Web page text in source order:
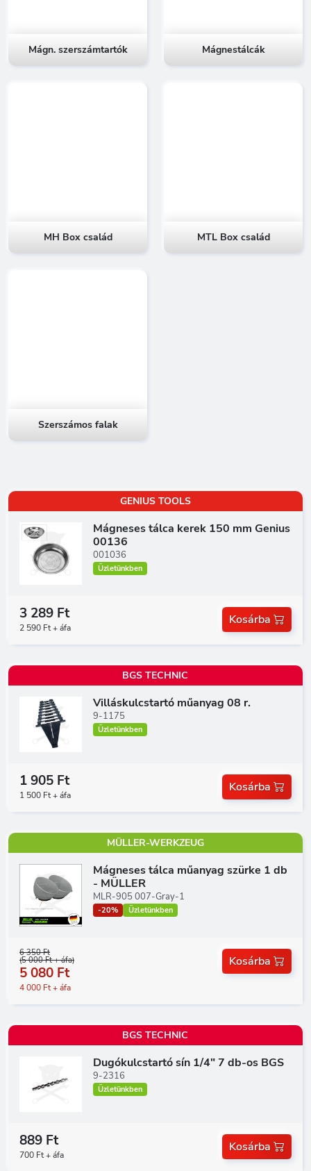
Mágn. szerszámtartók Mágnestálcák
MH Box család MTL Box család
Szerszámos falak
GENIUS TOOLS
Mágneses tálca kerek 150 mm Genius
00136
001036
Üzletünkben
3 289 Ft
2 590 Ft + áfa
Kosárba
BGS TECHNIC
Villáskulcstartó műanyag 08 r.
9-1175
Üzletünkben
1 905 Ft
1 500 Ft + áfa
Kosárba
MÜLLER-WERKZEUG
Mágneses tálca műanyag szürke 1 db
- MÜLLER
MLR-905 007-Gray-1
-20% Üzletünkben
6 350 Ft
(5 000 Ft + áfa)
5 080 Ft
4 000 Ft + áfa
Kosárba
BGS TECHNIC
Dugókulcstartó sín 1/4" 7 db-os BGS
9-2316
Üzletünkben
889 Ft
700 Ft + áfa
Kosárba